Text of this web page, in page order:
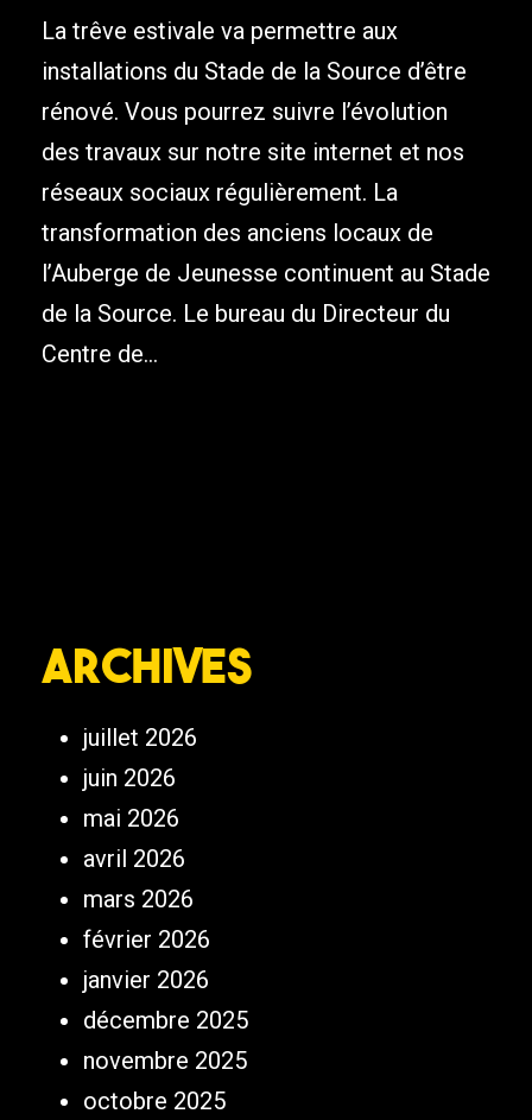
La trêve estivale va permettre aux
installations du Stade de la Source d’être
rénové. Vous pourrez suivre l’évolution
des travaux sur notre site internet et nos
réseaux sociaux régulièrement. La
transformation des anciens locaux de
l’Auberge de Jeunesse continuent au Stade
de la Source. Le bureau du Directeur du
Centre de...
Archives
juillet 2026
juin 2026
mai 2026
avril 2026
mars 2026
février 2026
janvier 2026
décembre 2025
novembre 2025
octobre 2025